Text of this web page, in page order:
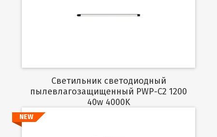
Светильник светодиодный
пылевлагозащищенный PWP-C2 1200
40w 4000K
NEW